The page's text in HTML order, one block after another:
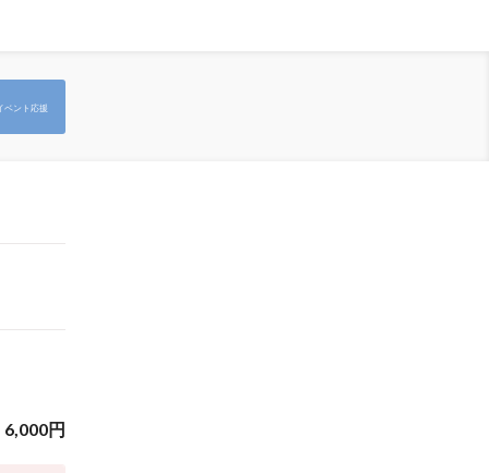
ベント応援
6,000円